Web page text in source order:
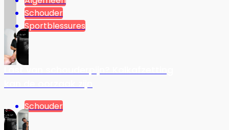
Schouder
Sportblessures
Schouder